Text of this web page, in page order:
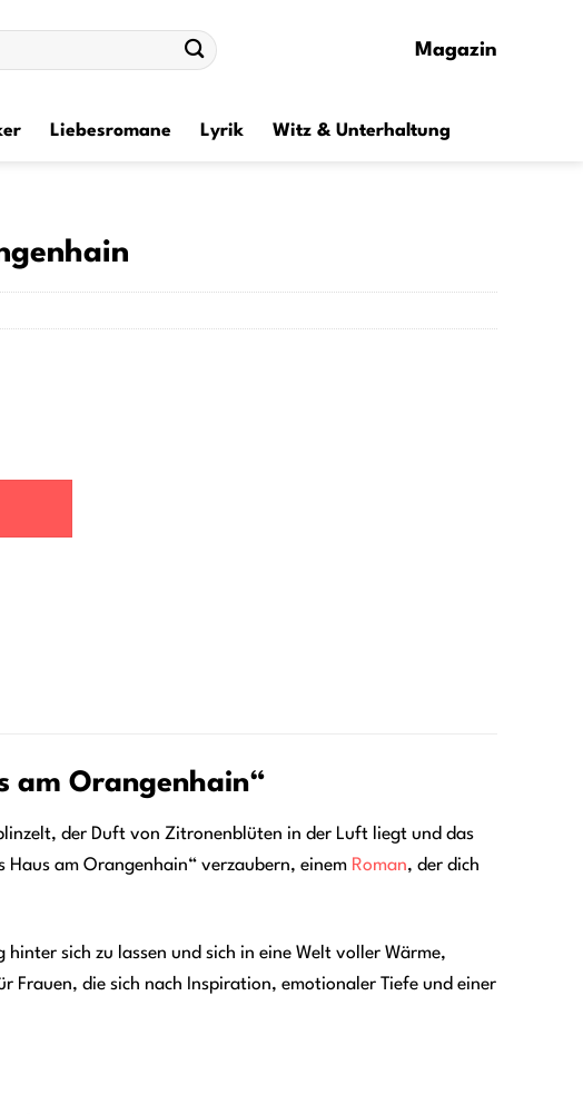
Magazin
Liebesromane Lyrik Witz & Unterhaltung
am Orangenhain“
der Duft von Zitronenblüten in der Luft liegt und das
Haus am Orangenhain“ verzaubern, einem Roman, der dich
sich zu lassen und sich in eine Welt voller Wärme,
Frauen, die sich nach Inspiration, emotionaler Tiefe und einer